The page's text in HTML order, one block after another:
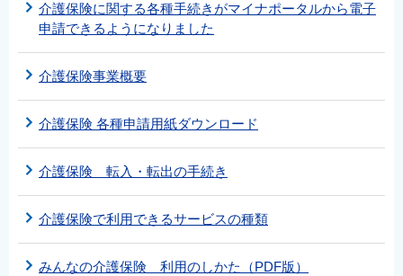
介護保険に関する各種手続きがマイナポータルから電子
申請できるようになりました
介護保険事業概要
介護保険 各種申請用紙ダウンロード
介護保険 転入・転出の手続き
介護保険で利用できるサービスの種類
みんなの介護保険 利用のしかた（PDF版）